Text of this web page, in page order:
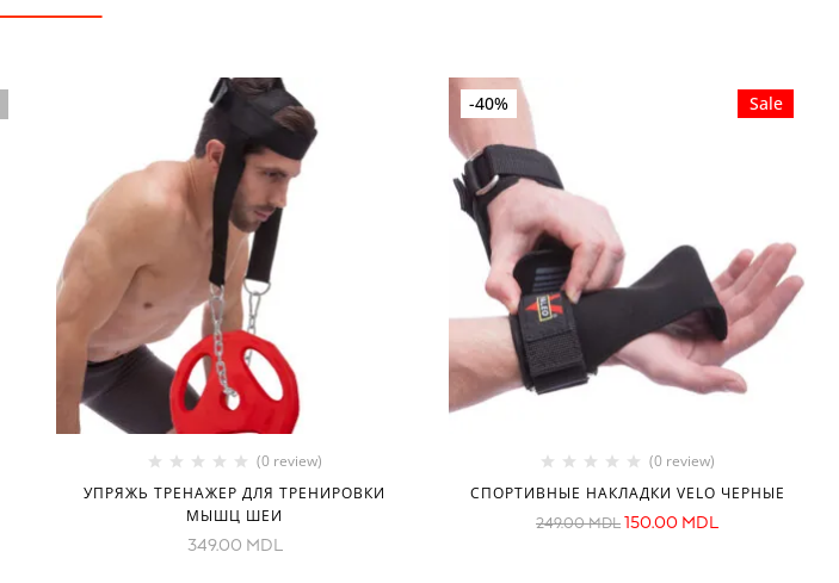
(0 review)
УПРЯЖЬ ТРЕНАЖЕР ДЛЯ ТРЕНИРОВКИ
МЫШЦ ШЕИ
349.00 MDL
Sale
-40%
(0 review)
СПОРТИВНЫЕ НАКЛАДКИ VELO ЧЕРНЫЕ
249.00MDL 150.00 MDL